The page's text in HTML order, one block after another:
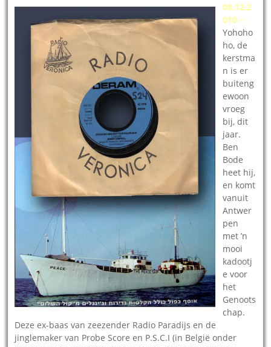
08.12.2
010 –
Yohoho
ho, de
kerstma
n is er
buiteng
ewoon
vroeg
bij, dit
jaar.
Ben
Bode
heet hij,
en komt
vanuit
Antwer
pen
met ’n
mooi
kadootj
e voor
het
Genoots
chap.
Deze ex-baas van zeezender Radio Paradijs en de
jinglemaker van Probe Score en P.S.C.I (in België onder